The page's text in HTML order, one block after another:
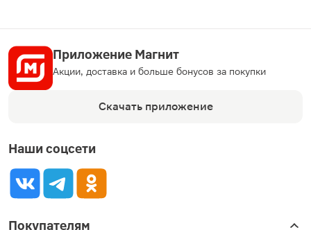
Приложение Магнит
Акции, доставка и больше бонусов за покупки
Скачать приложение
Наши соцсети
Покупателям